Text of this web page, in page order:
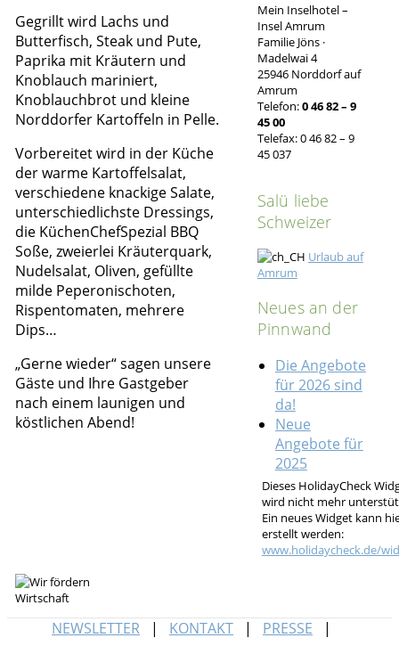
Gegrillt wird Lachs und
Butterfisch, Steak und Pute,
Paprika mit Kräutern und
Knoblauch mariniert,
Knoblauchbrot und kleine
Norddorfer Kartoffeln in Pelle.
Vorbereitet wird in der Küche
der warme Kartoffelsalat,
verschiedene knackige Salate,
unterschiedlichste Dressings,
die KüchenChefSpezial BBQ
Soße, zweierlei Kräuterquark,
Nudelsalat, Oliven, gefüllte
milde Peperonischoten,
Rispentomaten, mehrere
Dips…
„Gerne wieder“ sagen unsere
Gäste und Ihre Gastgeber
nach einem launigen und
köstlichen Abend!
Mein Inselhotel –
Insel Amrum
Familie Jöns ·
Madelwai 4
25946 Norddorf auf
Amrum
Telefon:0 46 82 – 9
45 00
Telefax: 0 46 82 – 9
45 037
Salü liebe
Schweizer
Urlaub auf
Amrum
Neues an der
Pinnwand
Die Angebote
für 2026 sind
da!
Neue
Angebote für
2025
Dieses HolidayCheck
wird nicht mehr
Ein neues Widget kann
erstellt werden:
www.holidaycheck.de/
NEWSLETTER KONTAKT PRESSE